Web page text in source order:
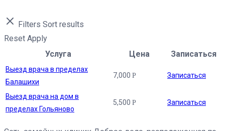
Filters Sort results
Reset Apply
Услуга
Цена Записаться
Выезд врача в пределах
Балашихи
7,000 Р Записаться
Выезд врача на дом в
пределах Гольяново
5,500 Р Записаться